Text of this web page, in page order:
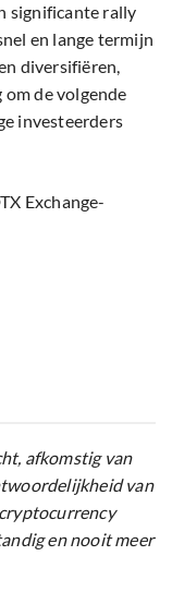
significante rally
en lange termijn
diversifiëren,
om de volgende
investeerders
Exchange-
afkomstig van
van
en nooit meer